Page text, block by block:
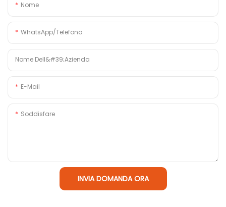
Nome
WhatsApp/Telefono
Nome Dell&#39;azienda
E-Mail
Soddisfare
INVIA DOMANDA ORA